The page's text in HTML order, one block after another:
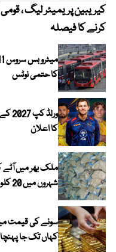
کرنے کا فیصلہ
کا حتمی نوٹس
کا اعلان
ملک بھر میں
شہروں میں 20 کلو تھیلا 100 روپے تک مہنگا
سونے کی قیمت
کہاں تک جا